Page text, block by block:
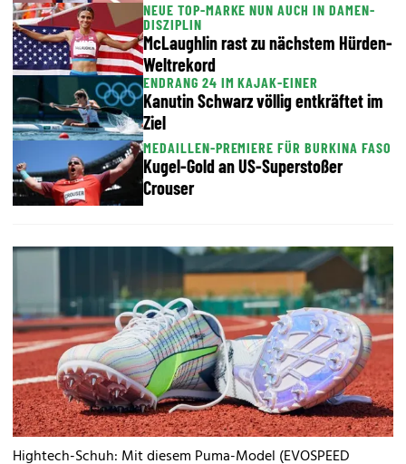
NEUE TOP-MARKE NUN AUCH IN DAMEN-
DISZIPLIN
McLaughlin rast zu nächstem Hürden-
Weltrekord
ENDRANG 24 IM KAJAK-EINER
Kanutin Schwarz völlig entkräftet im
Ziel
MEDAILLEN-PREMIERE FÜR BURKINA FASO
Kugel-Gold an US-Superstoßer
Crouser
Hightech-Schuh: Mit diesem Puma-Model (EVOSPEED